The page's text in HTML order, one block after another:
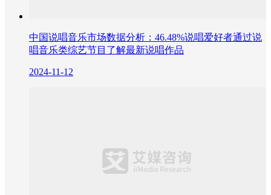
中国说唱音乐市场数据分析：46.48%说唱爱好者通过说
唱音乐类综艺节目了解最新说唱作品
2024-11-12